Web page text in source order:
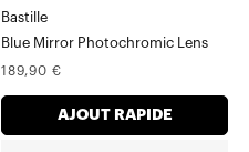
Bastille
Blue Mirror Photochromic Lens
Prix
189,90 €
AJOUT RAPIDE